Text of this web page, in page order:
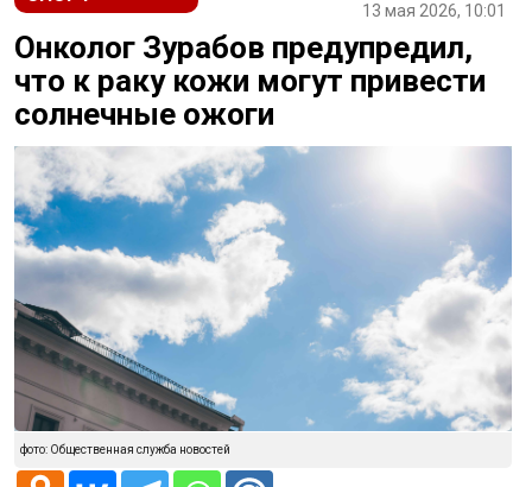
13 мая 2026, 10:01
Онколог Зурабов предупредил,
что к раку кожи могут привести
солнечные ожоги
фото: Общественная служба новостей